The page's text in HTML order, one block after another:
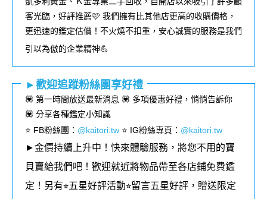
客光臨，好評推薦🩷 我們擁有比其他店更高的收購價格，
更迅速的鑑定估價！不火燒不扣重，安心誠實的服務是我們
引以為傲的企業精神💪
►歡迎追蹤粉絲團享好禮
💟 第一時間放送最新消息 💟 多項優惠好禮，悄悄告訴你
💟 分享各種鑑定小知識
⭐️ FB粉絲團 ： @kaitori.tw ⭐️ IG粉絲專頁 ： @kaitori.tw
►金價持續上升中！快來體驗服務，將您不用的寶
貝賣給我們吧！歡迎就近將物品帶至各店鋪免費鑑
定！ 另有⭐︎五星好評活動⭐︎留言五星好評，贈送限定